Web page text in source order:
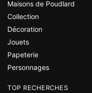
Maisons de Poudlard
Collection
Décoration
Jouets
Papeterie
Personnages
TOP RECHERCHES